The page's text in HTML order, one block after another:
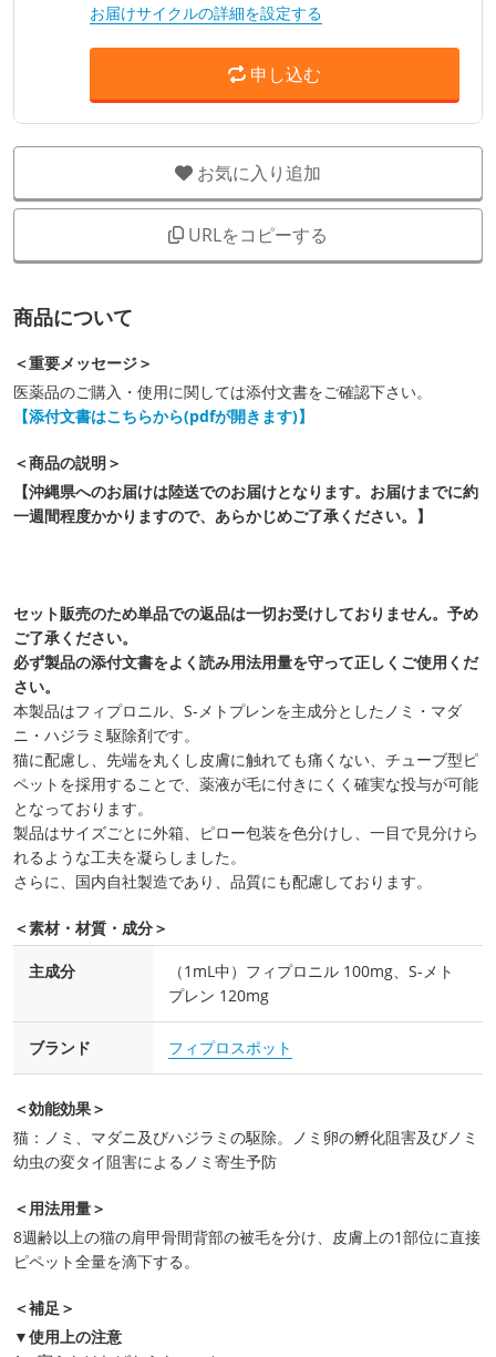
お届けサイクルの詳細を設定する
申し込む
お気に入り追加
URLをコピーする
商品について
＜重要メッセージ＞
医薬品のご購入・使用に関しては添付文書をご確認下さい。
【添付文書はこちらから(pdfが開きます)】
＜商品の説明＞
【沖縄県へのお届けは陸送でのお届けとなります。お届けまでに約
一週間程度かかりますので、あらかじめご了承ください。】
セット販売のため単品での返品は一切お受けしておりません。予め
ご了承ください。
必ず製品の添付文書をよく読み用法用量を守って正しくご使用くだ
さい。
本製品はフィプロニル、S-メトプレンを主成分としたノミ・マダ
ニ・ハジラミ駆除剤です。
猫に配慮し、先端を丸くし皮膚に触れても痛くない、チューブ型ピ
ペットを採用することで、薬液が毛に付きにくく確実な投与が可能
となっております。
製品はサイズごとに外箱、ピロー包装を色分けし、一目で見分けら
れるような工夫を凝らしました。
さらに、国内自社製造であり、品質にも配慮しております。
＜素材・材質・成分＞
主成分
（1mL中）フィプロニル 100mg、S-メト
プレン 120mg
ブランド フィプロスポット
＜効能効果＞
猫：ノミ、マダニ及びハジラミの駆除。ノミ卵の孵化阻害及びノミ
幼虫の変タイ阻害によるノミ寄生予防
＜用法用量＞
8週齢以上の猫の肩甲骨間背部の被毛を分け、皮膚上の1部位に直接
ピペット全量を滴下する。
＜補足＞
▼使用上の注意